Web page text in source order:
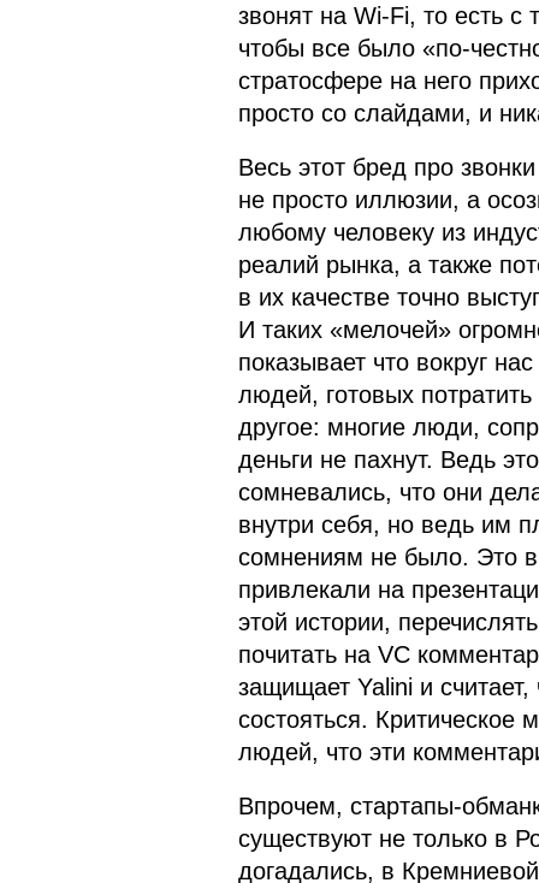
звонят на Wi-Fi, то есть
чтобы все было «по-
стратосфере на него
просто со слайдами, и
Весь этот бред про
не просто иллюзии, а
любому человеку из
реалий рынка, а также
в их качестве точно
И таких «мелочей»
показывает что вокруг
людей, готовых
другое: многие люди,
деньги не пахнут. Ведь
сомневались, что они
внутри себя, но ведь им
сомнениям не было. Это
привлекали на
этой истории,
почитать на VC
защищает Yalini и
состояться. Критическое
людей, что эти
Впрочем, стартапы-
существуют не только в
догадались, в